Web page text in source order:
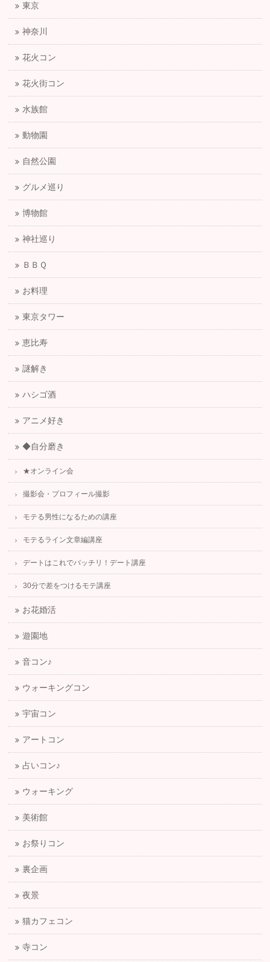
東京
神奈川
花火コン
花火街コン
水族館
動物園
自然公園
グルメ巡り
博物館
神社巡り
ＢＢＱ
お料理
東京タワー
恵比寿
謎解き
ハシゴ酒
アニメ好き
◆自分磨き
★オンライン会
撮影会・プロフィール撮影
モテる男性になるための講座
モテるライン文章編講座
デートはこれでバッチリ！デート講座
30分で差をつけるモテ講座
お花婚活
遊園地
音コン♪
ウォーキングコン
宇宙コン
アートコン
占いコン♪
ウォーキング
美術館
お祭りコン
裏企画
夜景
猫カフェコン
寺コン